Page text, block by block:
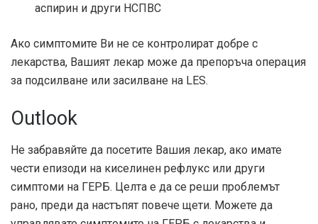
аспирин и други НСПВС
Ако симптомите Ви не се контролират добре с
лекарства, Вашият лекар може да препоръча операция
за подсилване или засилване на LES.
Outlook
Не забравяйте да посетите Вашия лекар, ако имате
чести епизоди на киселинен рефлукс или други
симптоми на ГЕРБ. Целта е да се реши проблемът
рано, преди да настъпят повече щети. Можете да